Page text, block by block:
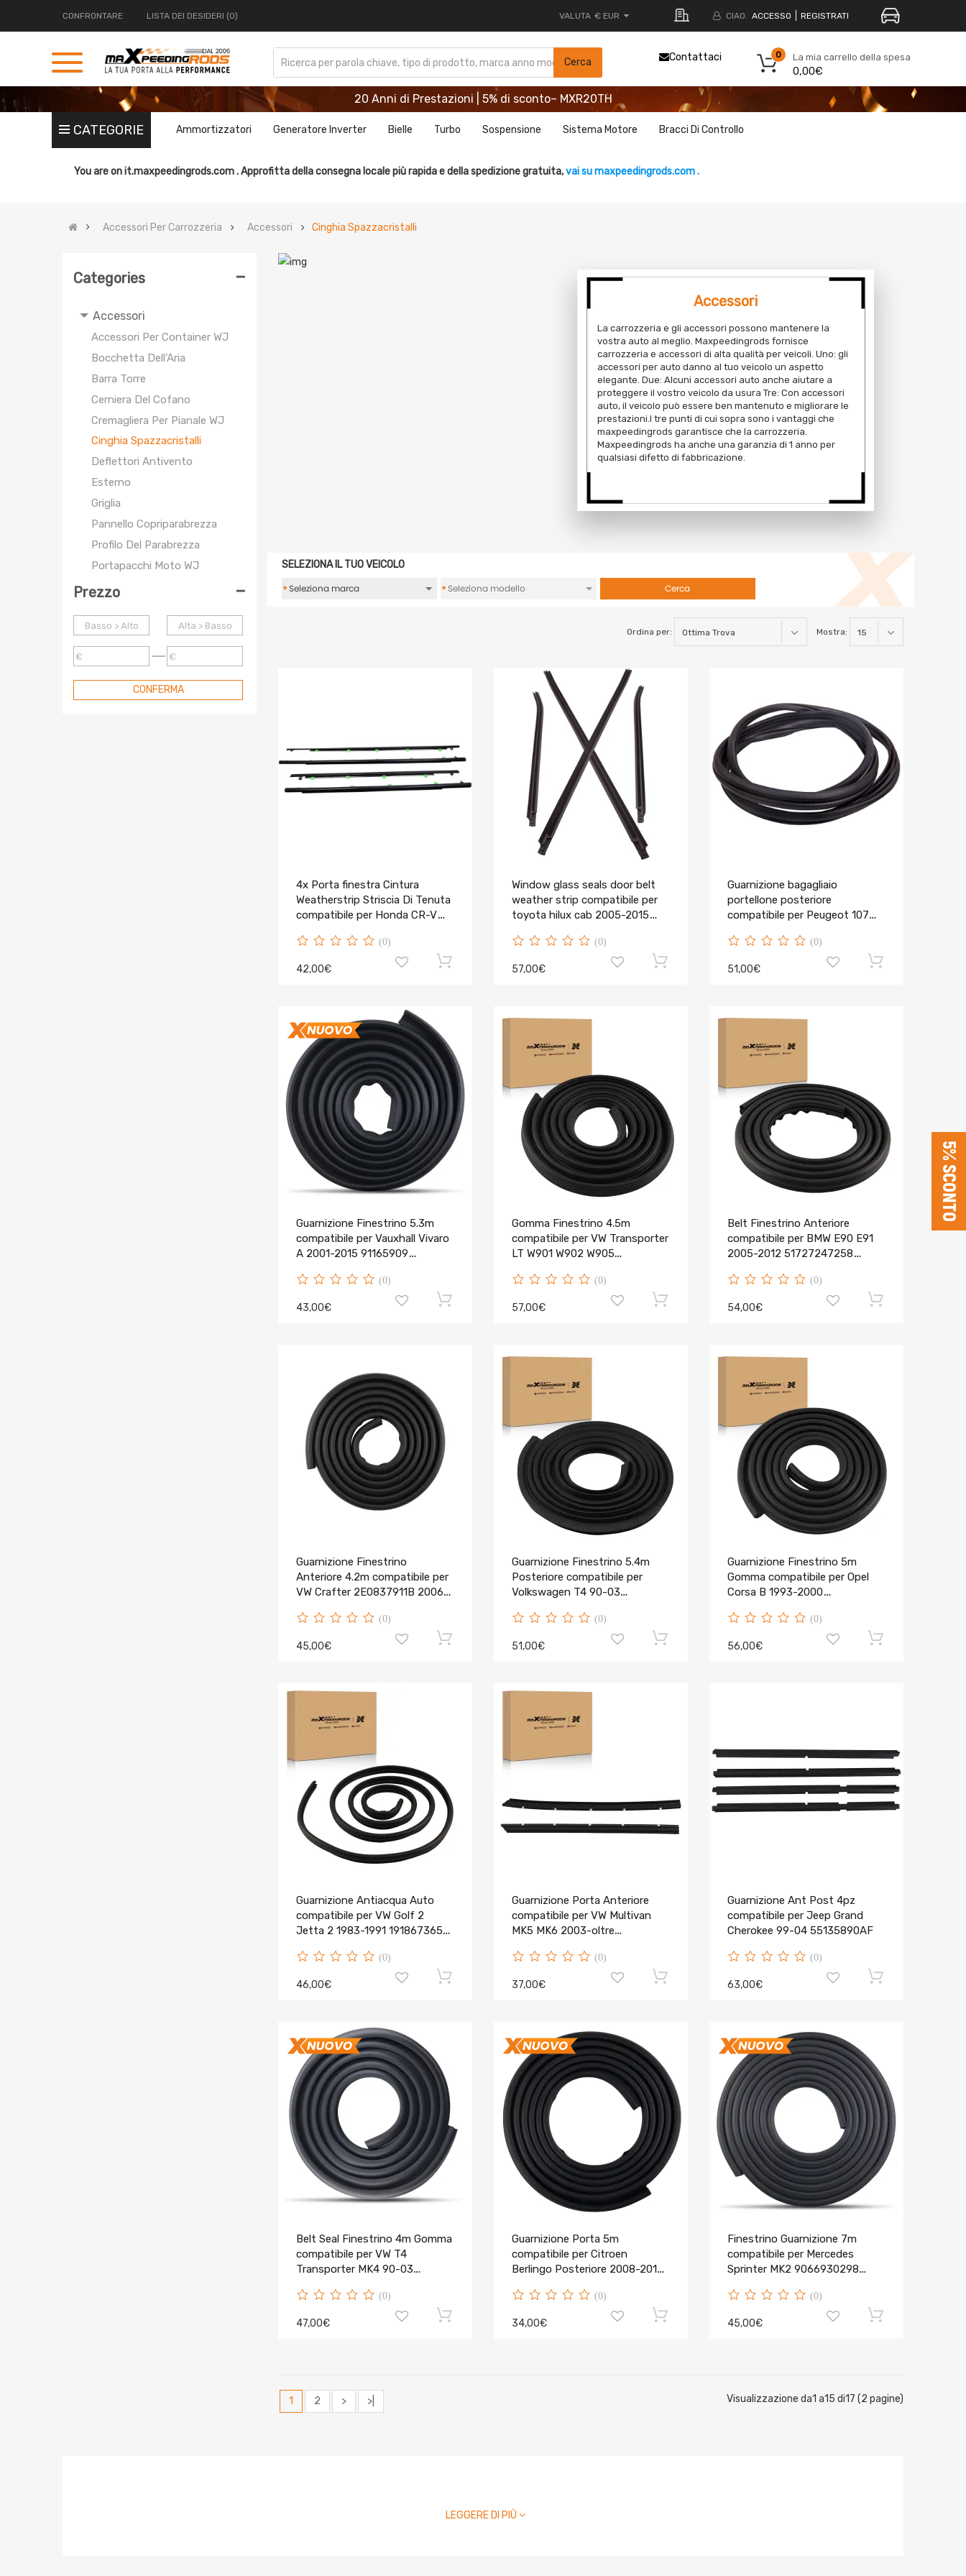
CONFRONTARE LISTA DEI DESIDERI (0) VALUTA € EUR CIAO. ACCESSO REGISTRATI
Cerca La mia carrello della spesa
0
0,00€
Contattaci
20 Anni di Prestazioni | 5% di sconto– MXR20TH
REGISTRATI ORA E RISPARMIA 5%- CODICE： WELCOME
20 Anni di Prestazioni | 5% di sconto– MXR20TH
REGISTRATI ORA E RISPARMIA 5%- CODICE： WELCOME
CATEGORIE Ammortizzatori Generatore Inverter Bielle Turbo Sospensione Sistema Motore Bracci Di Controllo
You are onit.maxpeedingrods.com .Approfitta della consegna locale più rapida e della spedizione gratuita,vai su maxpeedingrods.com .
Accessori Per Carrozzeria Accessori Cinghia Spazzacristalli
Categories -
Accessori
Accessori Per Container WJ
Bocchetta Dell'Aria
Barra Torre
Cerniera Del Cofano
Cremagliera Per Pianale WJ
Cinghia Spazzacristalli
Deflettori Antivento
Esterno
Griglia
Pannello Copriparabrezza
Profilo Del Parabrezza
Portapacchi Moto WJ
Portapacchi Per Moto WJ
Riparazione Moto WJ
Rinforzo Paraurti Anteriore
Supporto Sollevamento
Portellone
Tampone Isolante Per Motore
Prezzo -
Basso > Alto Alta > Basso
€ €
CONFERMA
Accessori
La carrozzeria e gli accessori possono mantenere la
vostra auto al meglio. Maxpeedingrods fornisce
carrozzeria e accessori di alta qualità per veicoli. Uno: gli
accessori per auto danno al tuo veicolo un aspetto
elegante. Due: Alcuni accessori auto anche aiutare a
proteggere il vostro veicolo da usura Tre: Con accessori
auto, il veicolo può essere ben mantenuto e migliorare le
prestazioni.I tre punti di cui sopra sono i vantaggi che
maxpeedingrods garantisce che la carrozzeria.
Maxpeedingrods ha anche una garanzia di 1 anno per
qualsiasi difetto di fabbricazione.
SELEZIONA IL TUO VEICOLO
* * Cerca
Ordina per: Mostra:
4x Porta finestra Cintura
Weatherstrip Striscia Di Tenuta
compatibile per Honda CR-V
(0)
42,00€
Window glass seals door belt
weather strip compatibile per
toyota hilux cab 2005-2015
(0)
57,00€
Guarnizione bagagliaio
portellone posteriore
compatibile per Peugeot 107
(0)
51,00€
Guarnizione Finestrino 5.3m
compatibile per Vauxhall Vivaro
A 2001-2015 91165909
(0)
43,00€
Gomma Finestrino 4.5m
compatibile per VW Transporter
LT W901 W902 W905
(0)
57,00€
Belt Finestrino Anteriore
compatibile per BMW E90 E91
2005-2012 51727247258
(0)
54,00€
Guarnizione Finestrino
Anteriore 4.2m compatibile per
VW Crafter 2E0837911B 2006-
(0)
45,00€
Guarnizione Finestrino 5.4m
Posteriore compatibile per
Volkswagen T4 90-03
(0)
51,00€
Guarnizione Finestrino 5m
Gomma compatibile per Opel
Corsa B 1993-2000
(0)
56,00€
Guarnizione Antiacqua Auto
compatibile per VW Golf 2
Jetta 2 1983-1991 191867365C
(0)
46,00€
Guarnizione Porta Anteriore
compatibile per VW Multivan
MK5 MK6 2003-oltre
(0)
37,00€
Guarnizione Ant Post 4pz
compatibile per Jeep Grand
Cherokee 99-04 55135890AF
(0)
63,00€
Belt Seal Finestrino 4m Gomma
compatibile per VW T4
Transporter MK4 90-03
(0)
47,00€
Guarnizione Porta 5m
compatibile per Citroen
Berlingo Posteriore 2008-2018
(0)
34,00€
Finestrino Guarnizione 7m
compatibile per Mercedes
Sprinter MK2 9066930298
(0)
45,00€
1 2 > >| Visualizzazione da1 a15 di17 (2 pagine)
LEGGERE DI PIÙ
5% SCONTO